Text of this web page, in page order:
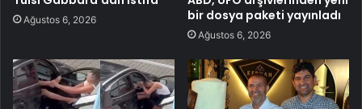
Ağustos 6, 2026
bir dosya paketi yayınladı
Ağustos 6, 2026